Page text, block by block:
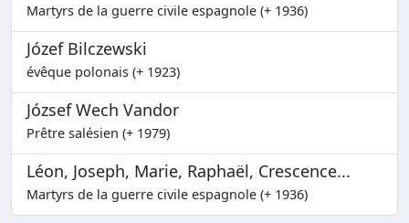
Martyrs de la guerre civile espagnole (+ 1936)
Józef Bilczewski
évêque polonais (+ 1923)
József Wech Vandor
Prêtre salésien (+ 1979)
Léon, Joseph, Marie, Raphaël, Crescence...
Martyrs de la guerre civile espagnole (+ 1936)